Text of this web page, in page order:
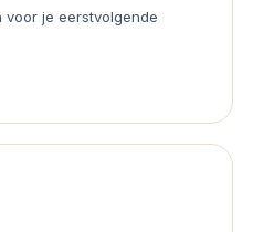
je eerstvolgende